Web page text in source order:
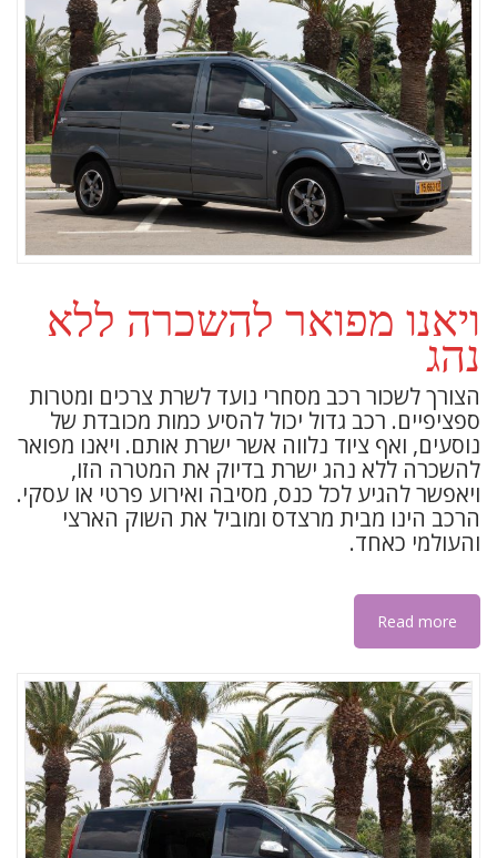
ויאנו מפואר להשכרה ללא
נהג
הצורך לשכור רכב מסחרי נועד לשרת צרכים ומטרות
ספציפיים. רכב גדול יכול להסיע כמות מכובדת של
נוסעים, ואף ציוד נלווה אשר ישרת אותם. ויאנו מפואר
להשכרה ללא נהג ישרת בדיוק את המטרה הזו,
ויאפשר להגיע לכל כנס, מסיבה ואירוע פרטי או עסקי.
הרכב הינו מבית מרצדס ומוביל את השוק הארצי
והעולמי כאחד.
Read more